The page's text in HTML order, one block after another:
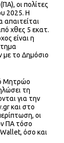
οι πολίτες
2025. Η
απαιτείται
χθες 5 εκατ.
είναι η
με το Δημόσιο
Μητρώο
τη
για την
και στο
οι
ΠΑ τόσο
όσο και